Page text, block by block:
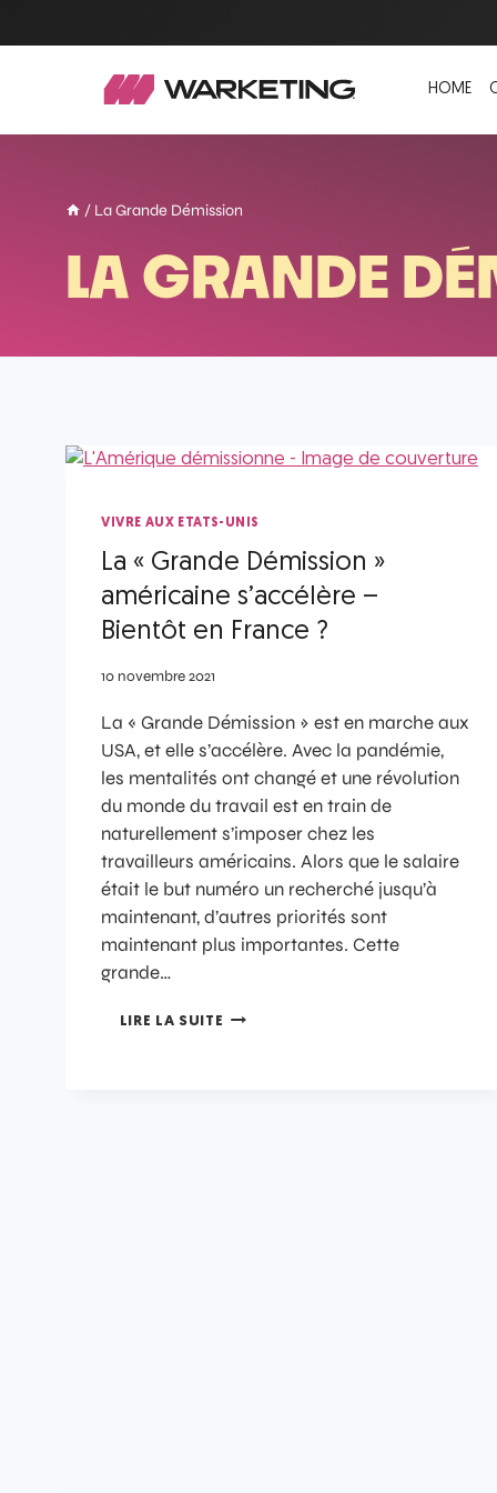
HOME
/ La Grande Démission
LA GRANDE
VIVRE AUX ETATS-UNIS
La « Grande Démission »
américaine s’accélère –
Bientôt en France ?
10 novembre 2021
La « Grande Démission » est en marche aux
USA, et elle s’accélère. Avec la pandémie,
les mentalités ont changé et une révolution
du monde du travail est en train de
naturellement s’imposer chez les
travailleurs américains. Alors que le salaire
était le but numéro un recherché jusqu’à
maintenant, d’autres priorités sont
maintenant plus importantes. Cette
grande…
LIRE LA SUITE